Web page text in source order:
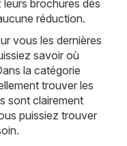
leurs brochures dès
réduction.
vous les dernières
savoir où
la catégorie
trouver les
sont clairement
puissiez trouver